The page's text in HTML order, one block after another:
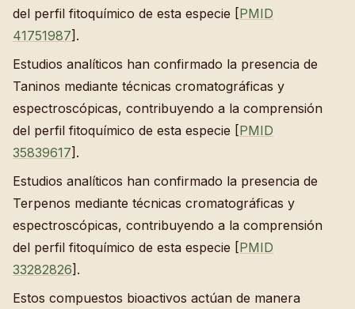
del perfil fitoquímico de esta especie [PMID
41751987].
Estudios analíticos han confirmado la presencia de
Taninos mediante técnicas cromatográficas y
espectroscópicas, contribuyendo a la comprensión
del perfil fitoquímico de esta especie [PMID
35839617].
Estudios analíticos han confirmado la presencia de
Terpenos mediante técnicas cromatográficas y
espectroscópicas, contribuyendo a la comprensión
del perfil fitoquímico de esta especie [PMID
33282826].
Estos compuestos bioactivos actúan de manera